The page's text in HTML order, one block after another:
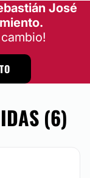
José
(6)